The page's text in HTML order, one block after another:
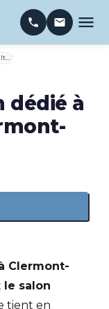
Altern’Up, le salon dédié à l’alternance à Clermont-Ferrand
dédié à
Clermont-
le salon
tient en